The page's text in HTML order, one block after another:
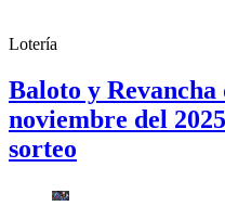
Lotería
Baloto y Revancha
noviembre del
sorteo